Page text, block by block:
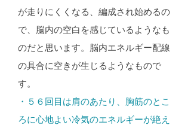
が走りにくくなる、編成され始めるの
で、脳内の空白を感じているようなも
のだと思います。脳内エネルギー配線
の具合に空きが生じるようなもので
す。
・５６回目は肩のあたり、胸筋のとこ
ろに心地よい冷気のエネルギーが絶え